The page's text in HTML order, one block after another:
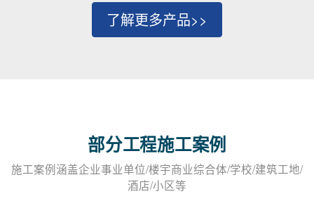
了解更多产品>>
部分工程施工案例
施工案例涵盖企业事业单位/楼宇商业综合体/学校/建筑工地/
酒店/小区等